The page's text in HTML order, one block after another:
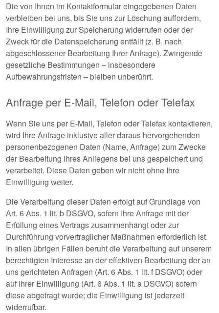
Die von Ihnen im Kontaktformular eingegebenen Daten
verbleiben bei uns, bis Sie uns zur Löschung auffordern,
Ihre Einwilligung zur Speicherung widerrufen oder der
Zweck für die Datenspeicherung entfällt (z. B. nach
abgeschlossener Bearbeitung Ihrer Anfrage). Zwingende
gesetzliche Bestimmungen – insbesondere
Aufbewahrungsfristen – bleiben unberührt.
Anfrage per E-Mail, Telefon oder Telefax
Wenn Sie uns per E-Mail, Telefon oder Telefax kontaktieren,
wird Ihre Anfrage inklusive aller daraus hervorgehenden
personenbezogenen Daten (Name, Anfrage) zum Zwecke
der Bearbeitung Ihres Anliegens bei uns gespeichert und
verarbeitet. Diese Daten geben wir nicht ohne Ihre
Einwilligung weiter.
Die Verarbeitung dieser Daten erfolgt auf Grundlage von
Art. 6 Abs. 1 lit. b DSGVO, sofern Ihre Anfrage mit der
Erfüllung eines Vertrags zusammenhängt oder zur
Durchführung vorvertraglicher Maßnahmen erforderlich ist.
In allen übrigen Fällen beruht die Verarbeitung auf unserem
berechtigten Interesse an der effektiven Bearbeitung der an
uns gerichteten Anfragen (Art. 6 Abs. 1 lit. f DSGVO) oder
auf Ihrer Einwilligung (Art. 6 Abs. 1 lit. a DSGVO) sofern
diese abgefragt wurde; die Einwilligung ist jederzeit
widerrufbar.